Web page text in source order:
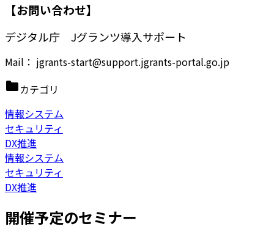
【お問い合わせ】
デジタル庁 Jグランツ導入サポート
Mail： jgrants-start@support.jgrants-portal.go.jp
カテゴリ
情報システム
セキュリティ
DX推進
情報システム
セキュリティ
DX推進
開催予定のセミナー